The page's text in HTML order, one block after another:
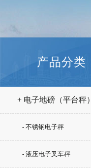
产品分类
+ 电子地磅（平台秤）
- 不锈钢电子秤
- 液压电子叉车秤